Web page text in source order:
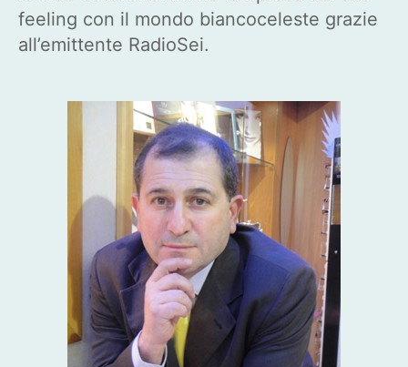
feeling con il mondo biancoceleste grazie
all’emittente RadioSei.